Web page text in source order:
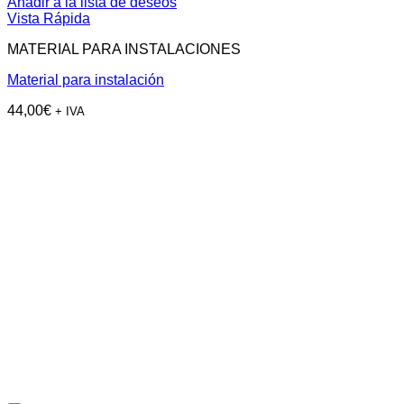
Vista Rápida
MATERIAL PARA INSTALACIONES
Material para instalación
44,00€ + IVA